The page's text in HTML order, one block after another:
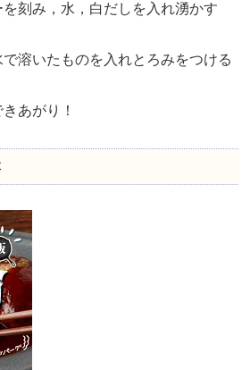
刻み，水，白だしを入れ湧かす
溶いたものを入れとろみをつける
あがり！